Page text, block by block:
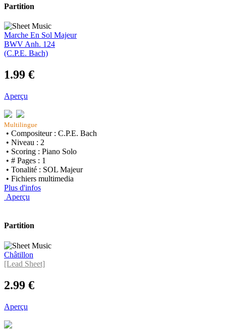
Partition
Marche En Sol Majeur
BWV Anh. 124
(C.P.E. Bach)
1.99 €
Aperçu
Multilingue
• Compositeur : C.P.E. Bach
• Niveau : 2
• Scoring : Piano Solo
• # Pages : 1
• Tonalité : SOL Majeur
• Fichiers multimedia
Plus d'infos
Aperçu
Partition
Châtillon
[Lead Sheet]
2.99 €
Aperçu